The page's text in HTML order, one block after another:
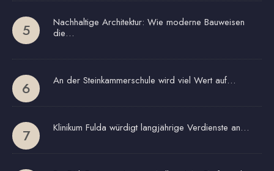
Nachhaltige Architektur: Wie moderne Bauweisen
die…
An der Steinkammerschule wird viel Wert auf…
Klinikum Fulda würdigt langjährige Verdienste an…